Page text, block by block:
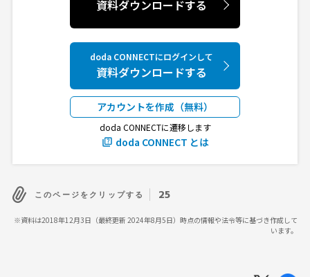
資料ダウンロードする
doda CONNECTにログインして
資料ダウンロードする
アカウントを作成（無料）
doda CONNECTに遷移します
doda CONNECT とは
このページをクリップする 25
※資料は2018年12月3日（最終更新 2024年8月5日）時点の情報や法令等に基づき作成して
います。